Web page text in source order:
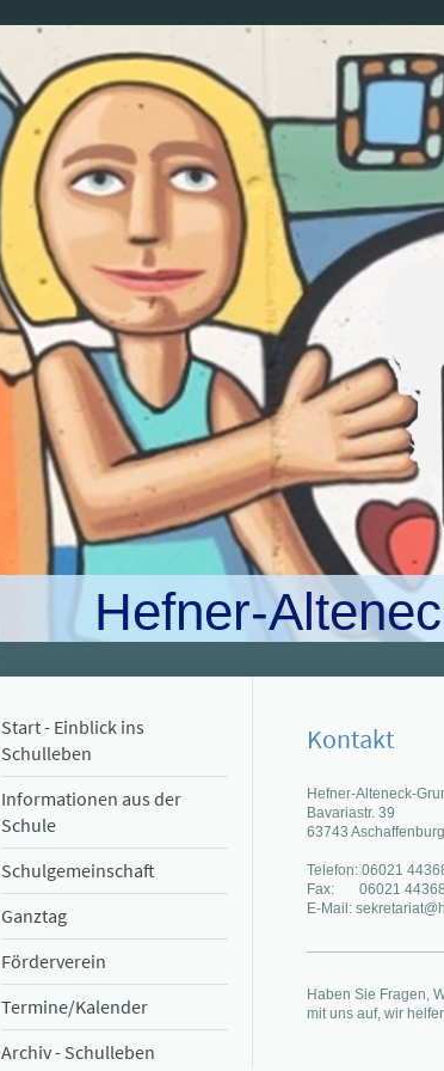
Hefner-
Start - Einblick ins
Schulleben
Informationen aus der
Schule
Schulgemeinschaft
Ganztag
Förderverein
Termine/Kalender
Archiv - Schulleben
Kontakt
Hefner-Alteneck-
Bavariastr. 39
63743 Aschaffenburg
Telefon: 06021
Fax: 06021
E-Mail:
Haben Sie Fragen,
mit uns auf, wir